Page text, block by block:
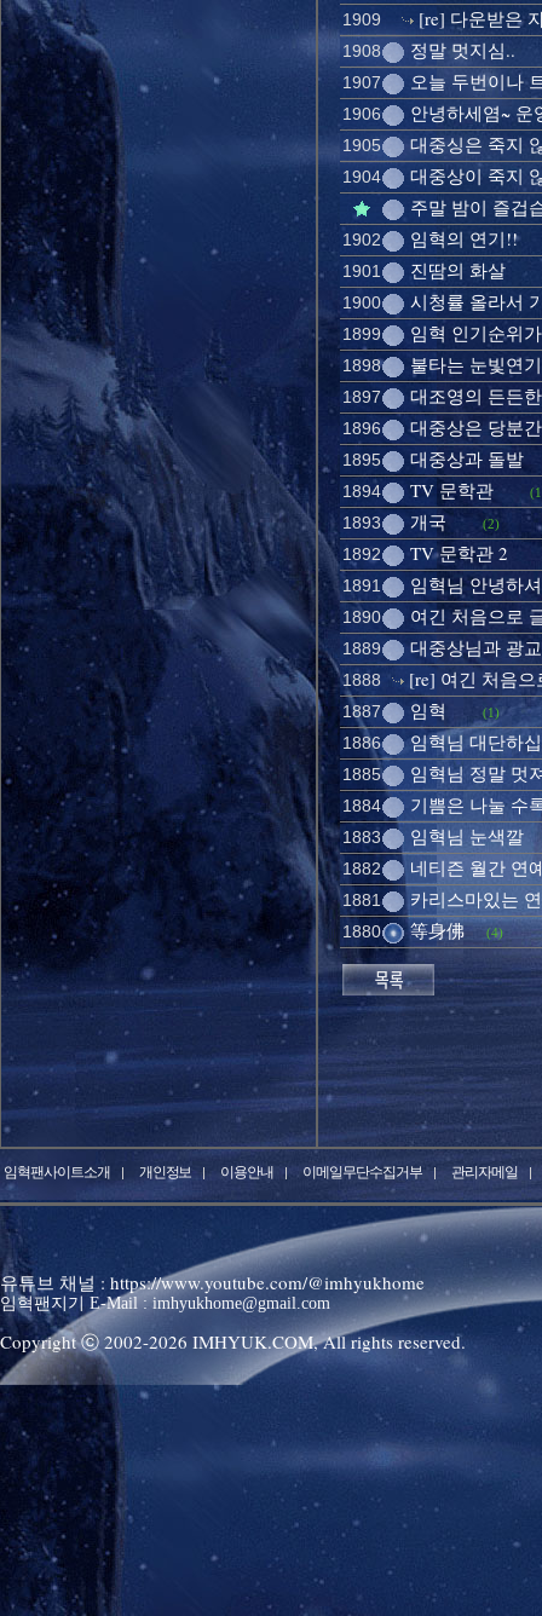
1909 [re] 다운받은
1908 정말 멋지심..
1907 오늘 두번이나
1906 안녕하세염~ 운
1905 대중싱은 죽지
1904
대중상이 죽지
주말 밤이 즐겁
1902 임혁의 연기!!
1901 진땀의 화살
1900 시청률 올라서
1899 임혁 인기순위
1898 불타는 눈빛연기
1897 대조영의 든든
1896 대중상은 당분
1895 대중상과 돌발
1894 TV 문학관
1893 개국 (2)
1892 TV 문학관 2
1891 임혁님 안녕하
1890 여긴 처음으로
1889 대중상님과 광
1888 [re] 여긴 처음
1887 임혁 (1)
1886 임혁님 대단하
1885 임혁님 정말 멋
1884 기쁨은 나눌 수
1883 임혁님 눈색깔
1882 네티즌 월간 연
1881 카리스마있는
1880 等身佛 (4)
임혁팬사이트소개 개인정보 이용안내 이메일무단수집거부 관리자메일
유튜브 채널 : https://www.youtube.com/@imhyukhome
임혁팬지기 E-Mail : imhyukhome@gmail.com
Copyright ⓒ 2002-2026 IMHYUK.COM,All rights reserved.